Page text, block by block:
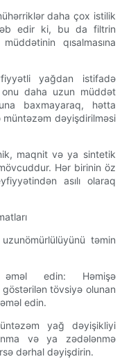
daha çox istilik
edir ki, bu da filtrin
qısalmasına
yağdan istifadə
onu daha uzun müddət
baxmayaraq, hətta
dəyişdirilməsi
maqnit və ya sintetik
Hər birinin öz
asılı olaraq
təmin
əməl edin: Həmişə
tövsiyə olunan
edin.
yağ dəyişikliyi
və ya zədələnmə
dərhal dəyişdirin.